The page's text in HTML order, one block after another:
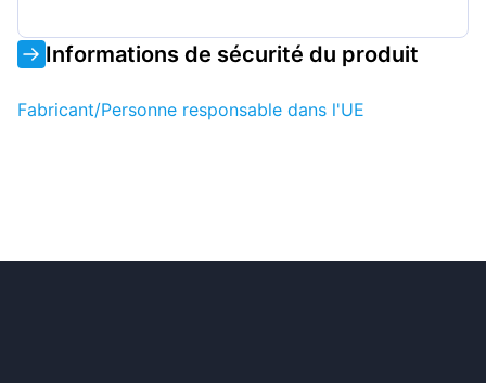
Informations de sécurité du produit
Fabricant/Personne responsable dans l'UE